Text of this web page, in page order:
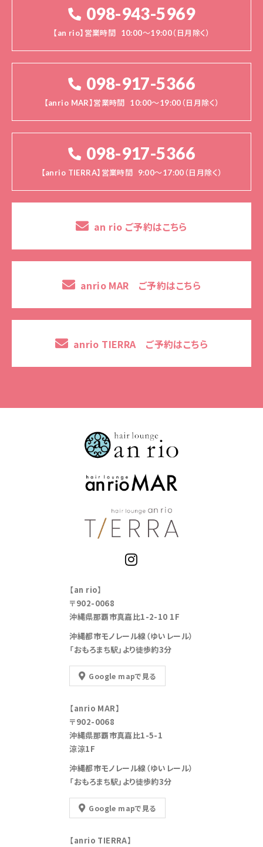
098-943-5969
【an rio】営業時間 10:00～19:00（日月除く）
098-917-5366
【anrio MAR】営業時間 10:00～19:00（日月除く）
098-917-5366
【anrio TIERRA】営業時間 9:00～17:00（日月除く）
an rio ご予約はこちら
anrio MAR ご予約はこちら
anrio TIERRA ご予約はこちら
【an rio】
〒902-0068
沖縄県那覇市真嘉比1-2-10 1F
沖縄都市モノレール線（ゆいレール）
「おもろまち駅」より徒歩約3分
Google mapで見る
【anrio MAR】
〒902-0068
沖縄県那覇市真嘉比1-5-1
涼涼1F
沖縄都市モノレール線（ゆいレール）
「おもろまち駅」より徒歩約3分
Google mapで見る
【anrio TIERRA】